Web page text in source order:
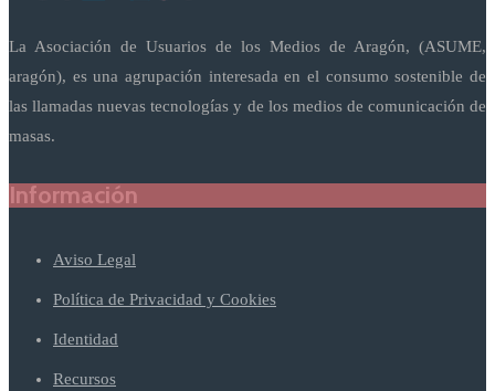
La Asociación de Usuarios de los Medios de Aragón, (ASUME,
aragón), es una agrupación interesada en el consumo sostenible de
las llamadas nuevas tecnologías y de los medios de comunicación de
masas.
Información
Aviso Legal
Política de Privacidad y Cookies
Identidad
Recursos